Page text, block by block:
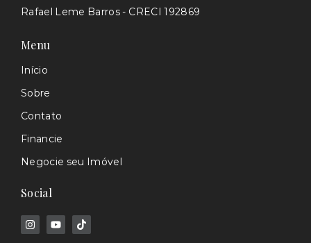
Rafael Leme Barros - CRECI 192869
Menu
Início
Sobre
Contato
Financie
Negocie seu Imóvel
Social